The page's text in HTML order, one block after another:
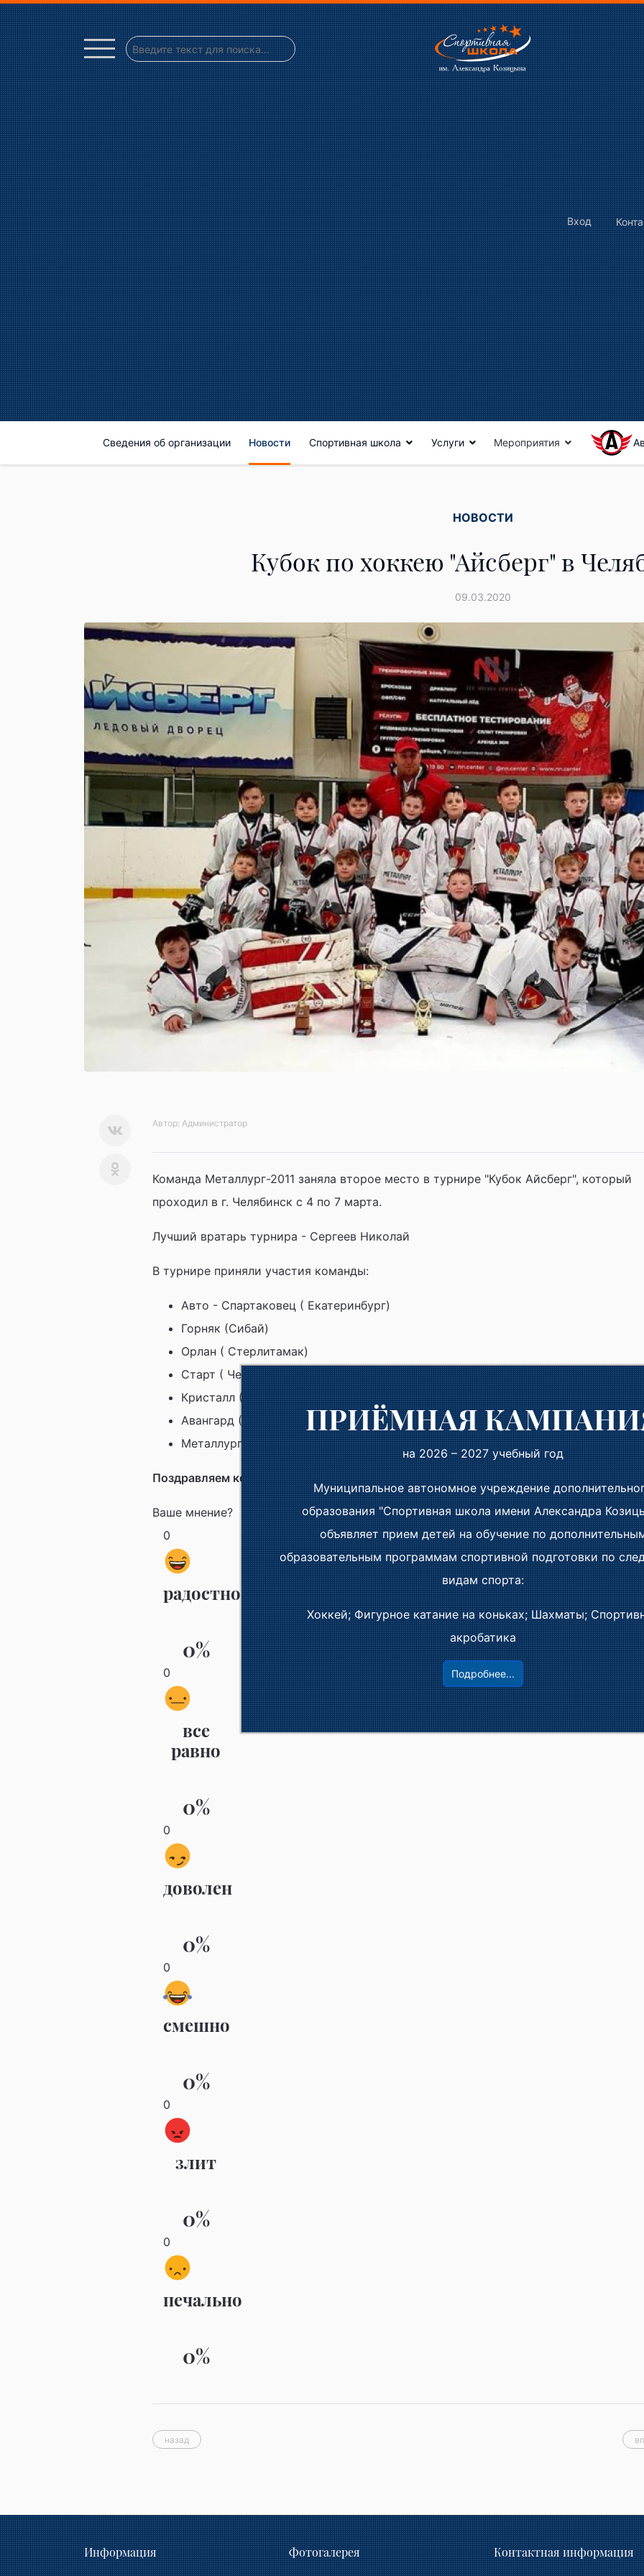
Вход
Сведения об организации Новости Спортивная школа Услуги Мероприятия
НОВОСТИ
Кубок по хоккею "Айсберг" в
09.03.2020
Автор: Администратор
Команда Металлург-2011 заняла второе место в турнире "Кубок Айсберг", который
проходил в г. Челябинск с 4 по 7 марта.
Лучший вратарь турнира - Сергеев Николай
В турнире приняли участия команды:
Авто - Спартаковец ( Екатеринбург)
Горняк (Сибай)
Орлан ( Стерлитамак)
Старт ( Челябинск)
Кристалл ( Балаково)
Авангард ( Ноябрьск)
Металлург ( Верхняя Пышма)
Поздравляем команду "Металлург-2011" и тренера Владислава Исакова, вы
Ваше мнение?
0
радостно
0%
0
все
равно
0%
0
доволен
0%
0
смешно
0%
0
злит
0%
0
печально
0%
назад
Информация Фотогалерея Контактная информация
ПРИЁМНАЯ
на 2026 – 2027 учебный год
Муниципальное автономное учреждение
образования "Спортивная школа имени Александра
объявляет прием детей на обучение по
образовательным программам спортивной подготовки по
видам спорта:
Хоккей; Фигурное катание на коньках; Шахматы;
акробатика
Подробнее...